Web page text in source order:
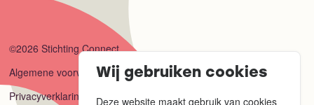
©2026 Stichting Connect
Algemene voorwaarden
Privacyverklaring
Wij gebruiken cookies
Deze website maakt gebruik van cookies